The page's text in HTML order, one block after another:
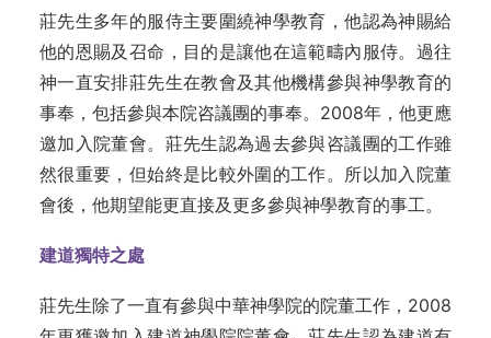
莊先生多年的服侍主要圍繞神學教育，他認為神賜給
他的恩賜及召命，目的是讓他在這範疇內服侍。過往
神一直安排莊先生在教會及其他機構參與神學教育的
事奉，包括參與本院咨議團的事奉。2008年，他更應
邀加入院董會。莊先生認為過去參與咨議團的工作雖
然很重要，但始終是比較外圍的工作。所以加入院董
會後，他期望能更直接及更多參與神學教育的事工。
建道獨特之處
莊先生除了一直有參與中華神學院的院董工作，2008